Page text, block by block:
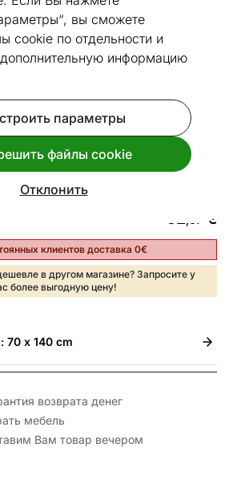
вы сможете
cookie по отдельности и
информацию
параметры
файлы cookie
Отклонить
к слайду 1
к слайду 2
Перейти к слайду 3
Перейти к слайду 4
Перейти к слайду 5
Перейти к слайду 6
Перейти к слайду 7
Перейти к слайду 8
Перейти к
Перейти к
похожие
ковер Puise
см
52 €
клиентов доставка 0€
в другом магазине? Запросите у
более выгодную цену!
70 x 140 cm
возврата денег
мебель
Вам товар вечером